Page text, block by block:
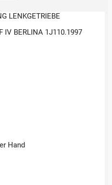
LENKGETRIEBE
IV BERLINA 1J110.1997
Hand